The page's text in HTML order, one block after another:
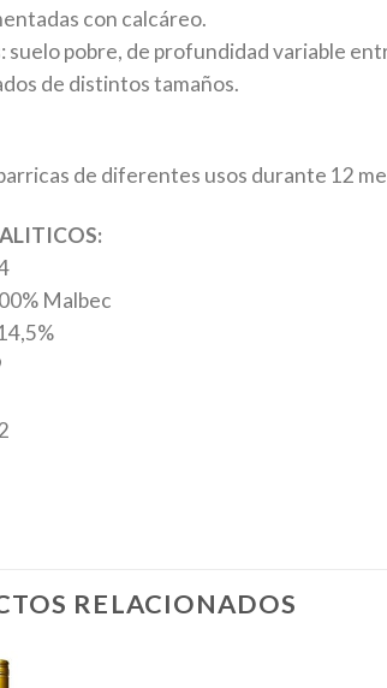
con calcáreo.
suelo pobre, de profundidad variable
de distintos tamaños.
de diferentes usos durante 12
Malbec
RELACIONADOS